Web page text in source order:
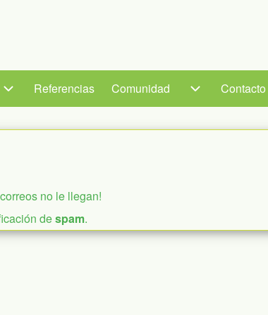
navegación
Referencias Comunidad
Comunidad sub-navegación
Contacto
no le llegan!
despam.